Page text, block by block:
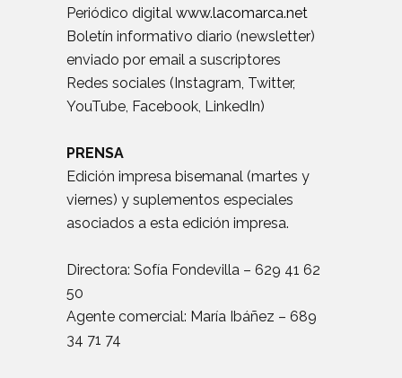
Periódico digital www.lacomarca.net
Boletín informativo diario (newsletter)
enviado por email a suscriptores
Redes sociales (Instagram, Twitter,
YouTube, Facebook, LinkedIn)
PRENSA
Edición impresa bisemanal (martes y
viernes) y suplementos especiales
asociados a esta edición impresa.
Directora: Sofía Fondevilla – 629 41 62
50
Agente comercial: María Ibáñez – 689
34 71 74